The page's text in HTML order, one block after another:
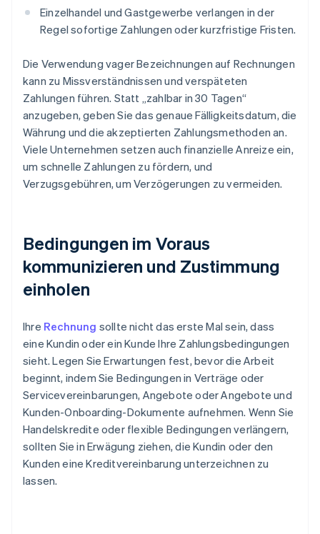
Einzelhandel und Gastgewerbe verlangen in der
Regel sofortige Zahlungen oder kurzfristige Fristen.
Die Verwendung vager Bezeichnungen auf Rechnungen
kann zu Missverständnissen und verspäteten
Zahlungen führen. Statt „zahlbar in 30 Tagen“
anzugeben, geben Sie das genaue Fälligkeitsdatum, die
Währung und die akzeptierten Zahlungsmethoden an.
Viele Unternehmen setzen auch finanzielle Anreize ein,
um schnelle Zahlungen zu fördern, und
Verzugsgebühren, um Verzögerungen zu vermeiden.
Bedingungen im Voraus
kommunizieren und Zustimmung
einholen
Ihre Rechnung sollte nicht das erste Mal sein, dass
eine Kundin oder ein Kunde Ihre Zahlungsbedingungen
sieht. Legen Sie Erwartungen fest, bevor die Arbeit
beginnt, indem Sie Bedingungen in Verträge oder
Servicevereinbarungen, Angebote oder Angebote und
Kunden-Onboarding-Dokumente aufnehmen. Wenn Sie
Handelskredite oder flexible Bedingungen verlängern,
sollten Sie in Erwägung ziehen, die Kundin oder den
Kunden eine Kreditvereinbarung unterzeichnen zu
lassen.